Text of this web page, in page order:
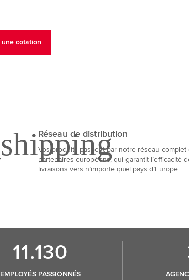
Réseau de distribution
Vos produits passent par notre réseau complet
partenaires européens, qui garantit l’efficacité
livraisons vers n’importe quel pays d’Europe.
11.130
EMPLOYÉS PASSIONNÉS